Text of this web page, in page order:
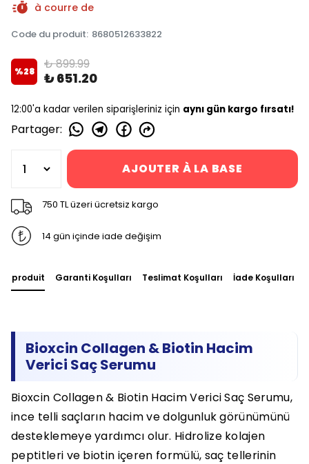
à courre de
Code du produit: 8680512633822
%28 ₺ 899.99
₺ 651.20
12:00'a kadar verilen siparişleriniz için aynı gün kargo fırsatı!
Partager:
AJOUTER À LA BASE
750 TL üzeri ücretsiz kargo
14 gün içinde iade değişim
produit Garanti Koşulları Teslimat Koşulları İade Koşulları
Bioxcin Collagen & Biotin Hacim
Verici Saç Serumu
Bioxcin Collagen & Biotin Hacim Verici Saç Serumu,
ince telli saçların hacim ve dolgunluk görünümünü
desteklemeye yardımcı olur. Hidrolize kolajen
peptitleri ve biotin içeren formülü, saç tellerinin